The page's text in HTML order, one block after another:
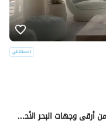
امتلك استوديو بإطلالة بحر ساحرة في واحدة من أرقى وجهات البحر الأحمر.